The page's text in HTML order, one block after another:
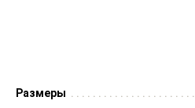
Размеры